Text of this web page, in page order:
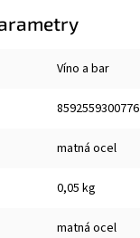
Víno a bar
8592559300776
matná ocel
0,05 kg
matná ocel